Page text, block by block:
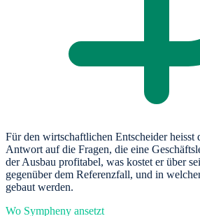
Für den wirtschaftlichen Entscheider heisst
Antwort auf die Fragen, die eine
der Ausbau profitabel, was kostet er über
gegenüber dem Referenzfall, und in
gebaut werden.
Wo Sympheny ansetzt